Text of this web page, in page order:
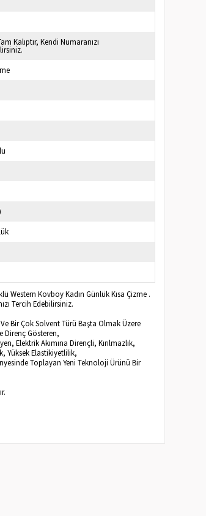
Kalıptır, Kendi Numaranızı
Western Kovboy Kadın Günlük Kısa Çizme .
Tercih Edebilirsiniz.
Bir Çok Solvent Türü Başta Olmak Üzere
Direnç Gösteren,
Elektrik Akımına Dirençli, Kırılmazlık,
Yüksek Elastikiyetlilik,
Toplayan Yeni Teknoloji Ürünü Bir